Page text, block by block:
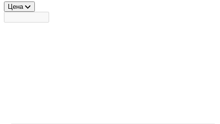
Цена